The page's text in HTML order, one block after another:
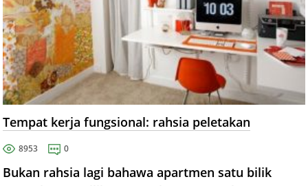
Tempat kerja fungsional: rahsia peletakan
8953 0
Bukan rahsia lagi bahawa apartmen satu bilik